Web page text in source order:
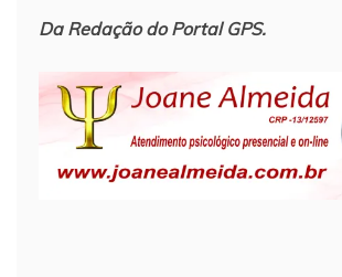
Da Redação do Portal GPS.